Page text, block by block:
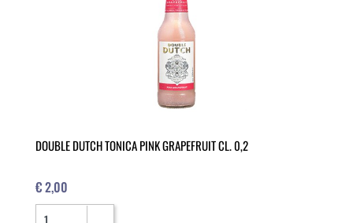
DOUBLE DUTCH TONICA PINK GRAPEFRUIT CL. 0,2
€ 2,00
Quantità